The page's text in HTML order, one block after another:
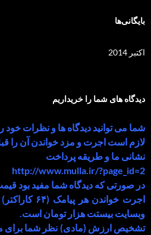
بایگانی‌ها
اکتبر 2014
دیدگاه های شما را خریداریم
شما می توانید دیدگاه ها و نظرات خود
لازم است اجرت و مزد خواندن آن را
نشانی ما و طریقه پرداخت
http://www.mulla.ir/?page_id=2
در صورتی که دیدگاه شما مفید بود
اجرت
وبسایت بیستت هزار تومان است.
تشخیص ارزش (مادی) نظر شما برای